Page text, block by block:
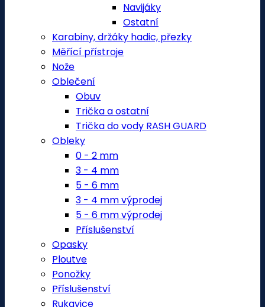
Navijáky
Ostatní
Karabiny, držáky hadic, přezky
Měřící přístroje
Nože
Oblečení
Obuv
Trička a ostatní
Trička do vody RASH GUARD
Obleky
0 - 2 mm
3 - 4 mm
5 - 6 mm
3 - 4 mm výprodej
5 - 6 mm výprodej
Příslušenství
Opasky
Ploutve
Ponožky
Příslušenství
Rukavice